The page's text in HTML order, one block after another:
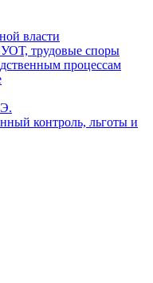
власти
трудовые споры
процессам
контроль, льготы и